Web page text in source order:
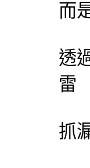
而
透
雷
抓